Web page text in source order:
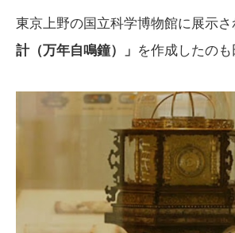
東京上野の国立科学博物館に展示さ
計（万年自鳴鐘）」 を作成したのも